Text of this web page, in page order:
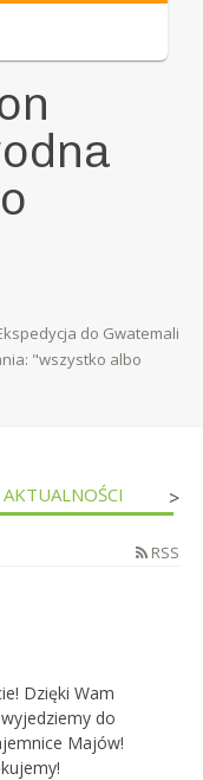
do Gwatemali
"wszystko albo
AKTUALNOŚCI >
RSS
Dzięki Wam
do
Majów!